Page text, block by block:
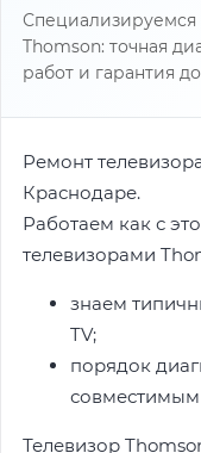
Специализируемся
Thomson: точная
работ и гарантия
Ремонт
Краснодаре.
Работаем как с
телевизорами
знаем
TV;
порядок
совместимым
Телевизор